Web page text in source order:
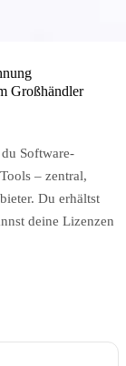
Großhändler
Software-
– zentral,
Du erhältst
deine Lizenzen